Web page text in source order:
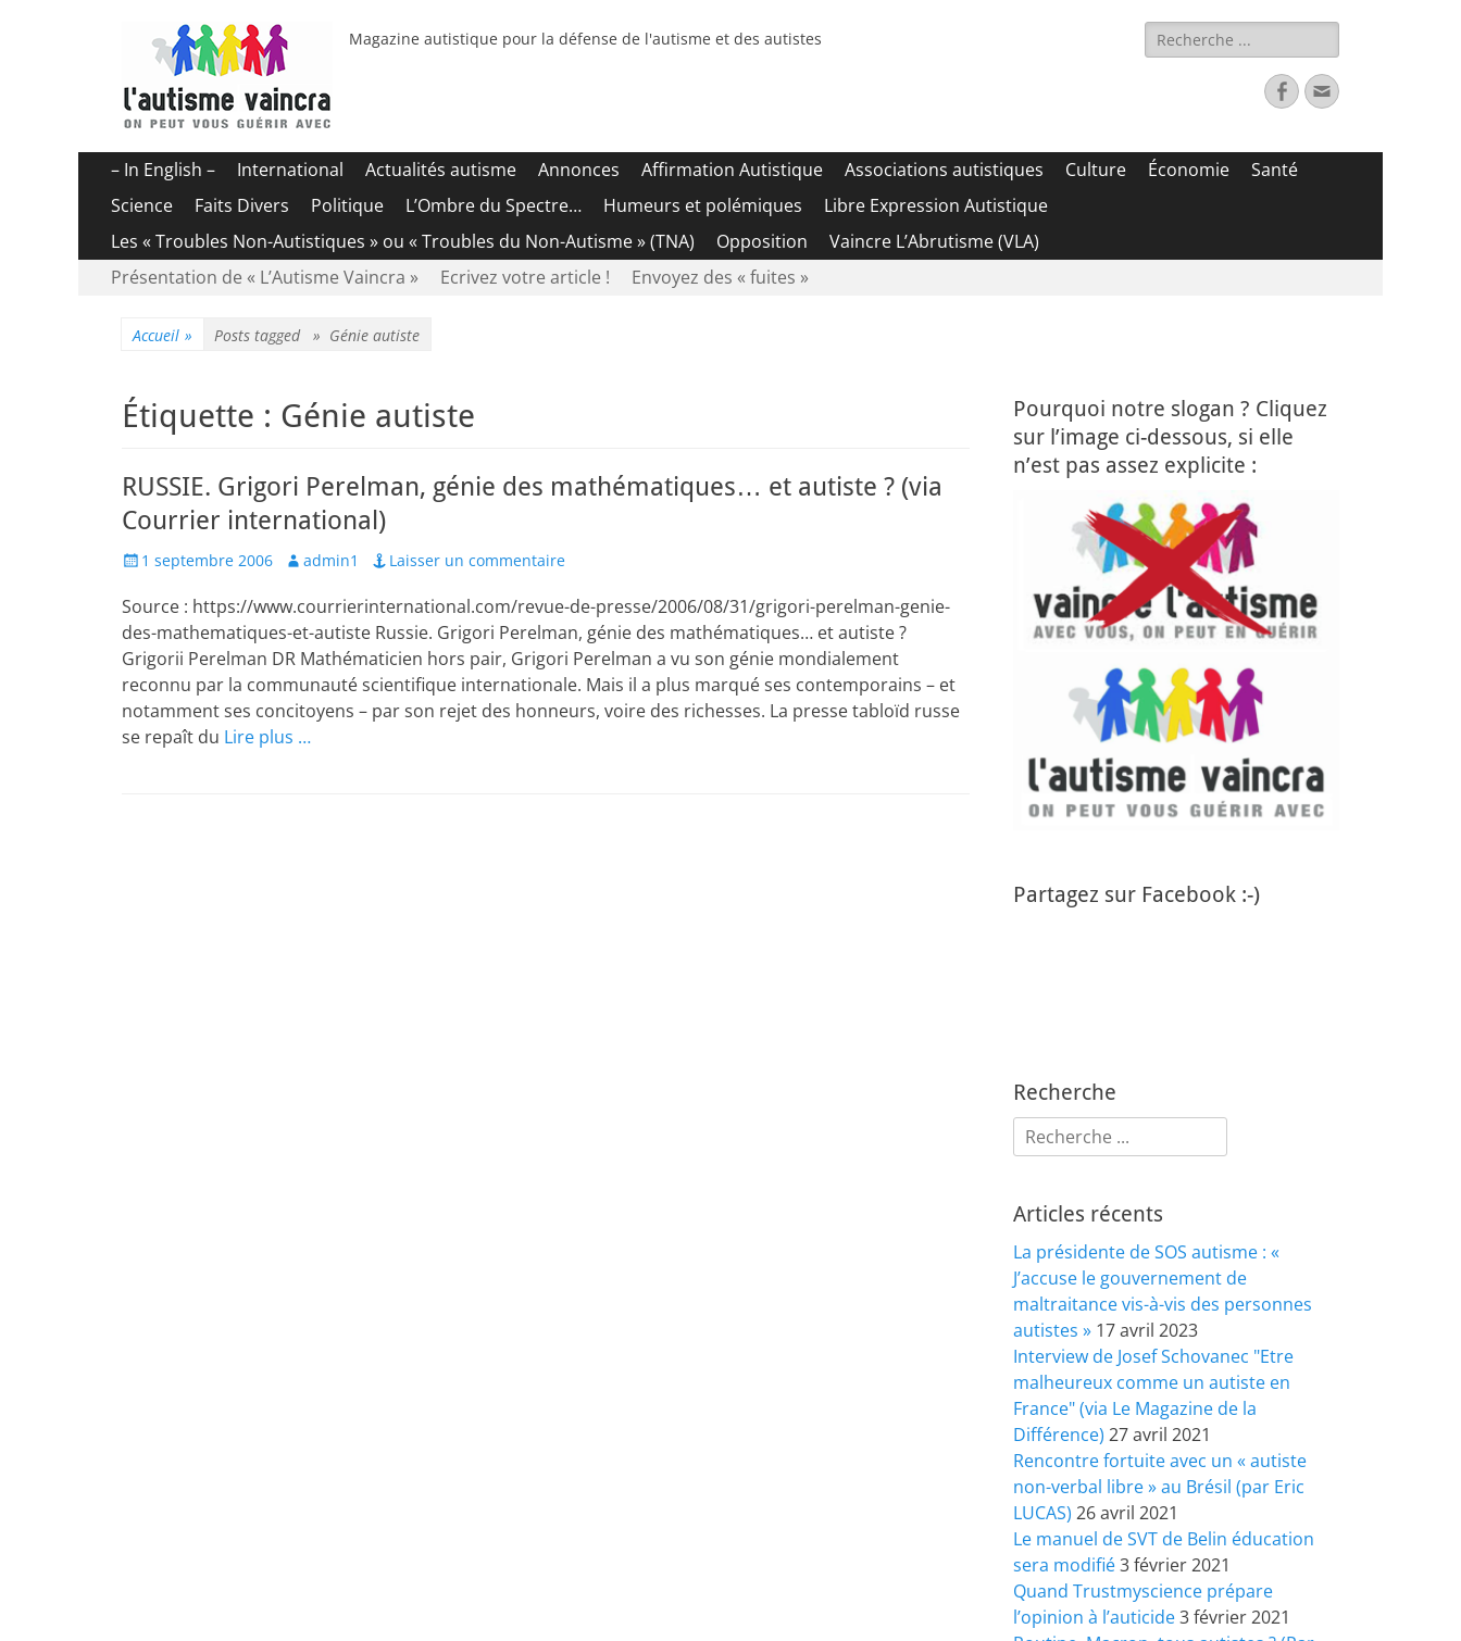
Magazine autistique pour la défense de l'autisme et des autistes Rechercher :
FacebookAdresse
de
Menu
principal
Aller
contenu
– In English – International Actualités autisme Annonces Affirmation Autistique Associations autistiques Culture Économie
Santé
Science
Faits Divers Politique L’Ombre du Spectre… Humeurs et polémiques
Libre Expression Autistique
Les « Troubles Non-Autistiques » ou « Troubles du Non-Autisme » (TNA)
Opposition Vaincre L’Abrutisme (VLA)
Menu
Aller
Présentation de « L’Autisme Vaincra » Ecrivez votre article ! Envoyez des « fuites »
Accueil » Posts tagged » Génie autiste
Étiquette : Génie autiste
RUSSIE. Grigori Perelman, génie des mathématiques… et autiste ? (via
Courrier international)
Posted
1 septembre 2006 Author
admin1 Laisser un commentaire
Source : https://www.courrierinternational.com/revue-de-presse/2006/08/31/grigori-perelman-genie-
des-mathematiques-et-autiste Russie. Grigori Perelman, génie des mathématiques… et autiste ?
Grigorii Perelman DR Mathématicien hors pair, Grigori Perelman a vu son génie mondialement
reconnu par la communauté scientifique internationale. Mais il a plus marqué ses contemporains – et
notamment ses concitoyens – par son rejet des honneurs, voire des richesses. La presse tabloïd russe
se repaît du Lire plus …
Pourquoi notre slogan ? Cliquez
sur l’image ci-dessous, si elle
n’est pas assez explicite :
Partagez sur Facebook :-)
Recherche
Rechercher :
Articles récents
La présidente de SOS autisme : «
J’accuse le gouvernement de
maltraitance vis-à-vis des personnes
autistes » 17 avril 2023
Interview de Josef Schovanec "Etre
malheureux comme un autiste en
France" (via Le Magazine de la
Différence) 27 avril 2021
Rencontre fortuite avec un « autiste
non-verbal libre » au Brésil (par Eric
LUCAS) 26 avril 2021
Le manuel de SVT de Belin éducation
sera modifié3 février 2021
Quand Trustmyscience prépare
l’opinion à l’auticide3 février 2021